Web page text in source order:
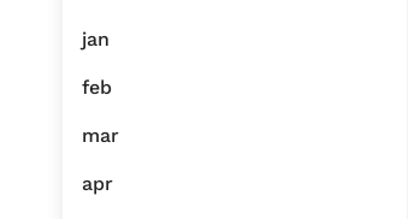
jan
feb
mar
apr